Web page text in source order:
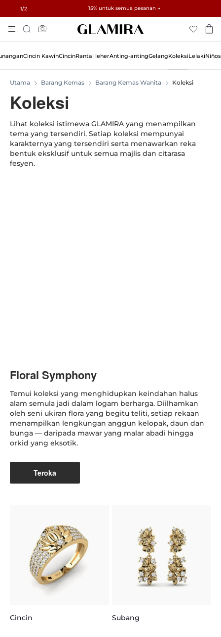
1/2 15% untuk semua pesanan →
✓ Pemulangan dalam 60 Hari ✓ Penyesuaian Saiz Percuma
To
Content
Cari
Cincin KawinCincinRantai leherAnting-antingGelangKoleksiLelakiNiños
Utama Barang Kemas Barang Kemas Wanita Koleksi
Koleksi
Lihat koleksi istimewa GLAMIRA yang menampilkan
tema yang tersendiri. Setiap koleksi mempunyai
karakternya yang tersendiri serta menawarkan reka
bentuk eksklusif untuk semua majlis dan citarasa
fesyen.
Floral Symphony
Temui koleksi yang menghidupkan keindahan halus
alam semula jadi dalam logam berharga. Diilhamkan
oleh seni ukiran flora yang begitu teliti, setiap rekaan
menampilkan lengkungan anggun kelopak, daun dan
bunga — daripada mawar yang malar abadi hingga
orkid yang eksotik.
Teroka
Cincin Subang